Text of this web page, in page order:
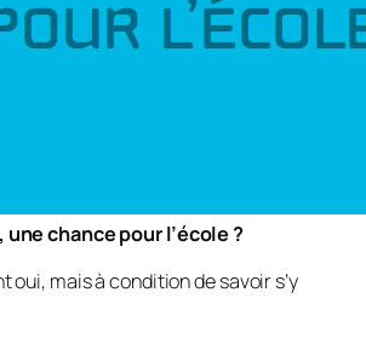
chance pour l’école ?
oui, mais à condition de savoir s’y